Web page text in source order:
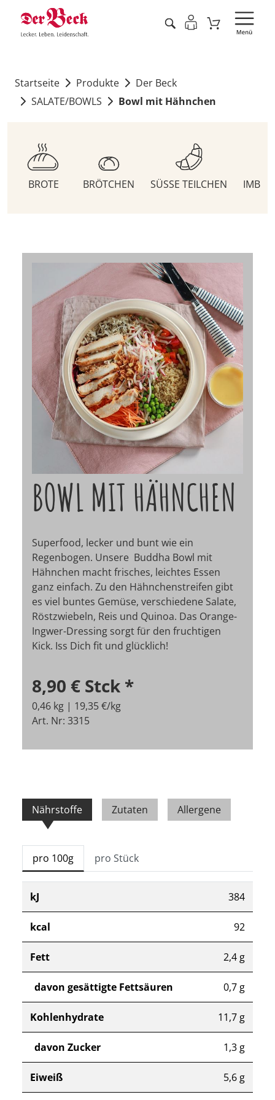
Startseite Produkte
Der Beck
SALATE/BOWLS
Bowl mit Hähnchen
BROTE BRÖTCHEN SÜSSE TEILCHEN
BOWL MIT HÄHNCHEN
Superfood, lecker und bunt wie ein
Regenbogen. Unsere Buddha Bowl mit
Hähnchen macht frisches, leichtes Essen
ganz einfach. Zu den Hähnchenstreifen gibt
es viel buntes Gemüse, verschiedene Salate,
Röstzwiebeln, Reis und Quinoa. Das Orange-
Ingwer-Dressing sorgt für den fruchtigen
Kick. Iss Dich fit und glücklich!
8,90 € Stck *
0,46 kg | 19,35 €/kg
Art. Nr: 3315
Nährstoffe Zutaten Allergene
pro 100g pro Stück
kJ 384
kcal 92
Fett 2,4 g
davon gesättigte Fettsäuren 0,7 g
Kohlenhydrate 11,7 g
davon Zucker 1,3 g
Eiweiß 5,6 g